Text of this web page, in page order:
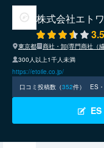
株式会社エト
3.5
東京都
商社・卸(専門商社（
300人以上1千人未満
https://etoile.co.jp/
口コミ投稿数（352件） ES